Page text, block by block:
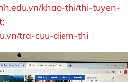
khao-thi/thi-tuyen-
tra-cuu-diem-thi